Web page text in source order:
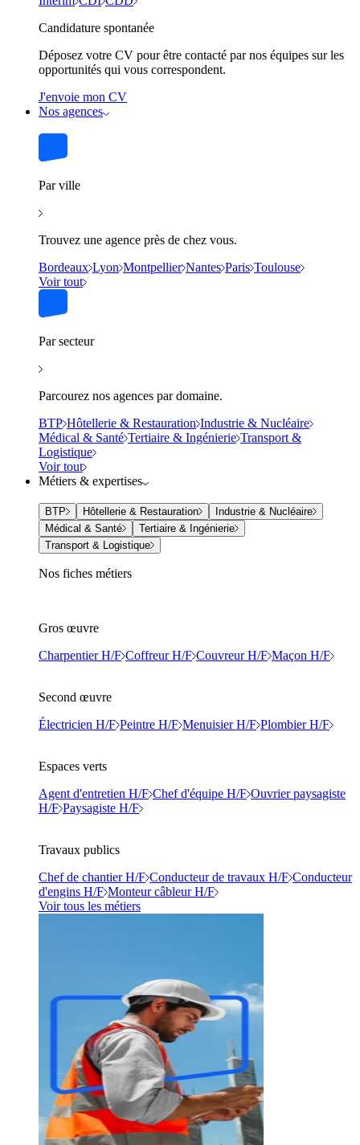
Candidature spontanée
Déposez votre CV pour être contacté par nos équipes sur les
opportunités qui vous correspondent.
J'envoie mon CV
Nos agences
Par ville
Trouvez une agence près de chez vous.
Bordeaux Lyon Montpellier Nantes Paris Toulouse
Voir tout
Par secteur
Parcourez nos agences par domaine.
BTP Hôtellerie & Restauration Industrie & Nucléaire
Médical & Santé Tertiaire & Ingénierie Transport &
Logistique
Voir tout
Métiers & expertises
BTP Hôtellerie & Restauration
Industrie & Nucléaire
Médical & Santé
Tertiaire & Ingénierie
Transport & Logistique
Nos fiches métiers
Gros œuvre
Charpentier H/F Coffreur H/F Couvreur H/F Maçon H/F
Second œuvre
Électricien H/F Peintre H/F Menuisier H/F Plombier H/F
Espaces verts
Agent d'entretien H/F Chef d'équipe H/F Ouvrier paysagiste
H/F Paysagiste H/F
Travaux publics
Chef de chantier H/F Conducteur de travaux H/F Conducteur
d'engins H/F Monteur câbleur H/F
Voir tous les métiers